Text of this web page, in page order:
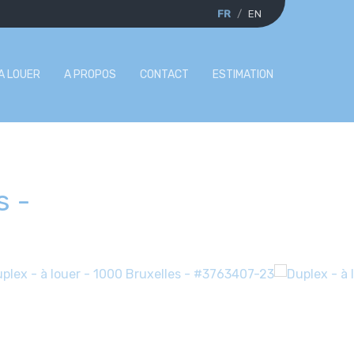
FR EN
LOUER A PROPOS CONTACT ESTIMATION
-